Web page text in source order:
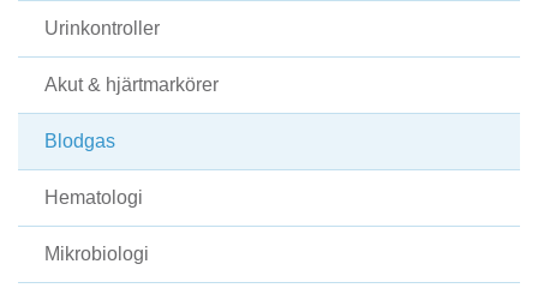
Urinkontroller
Akut & hjärtmarkörer
Blodgas
Hematologi
Mikrobiologi